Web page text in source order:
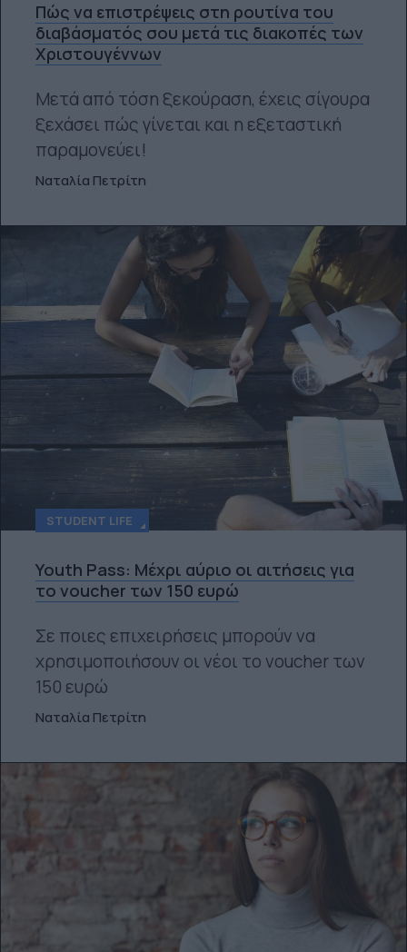
Πώς να επιστρέψεις στη ρουτίνα του
διαβάσματός σου μετά τις διακοπές των
Χριστουγέννων
Μετά από τόση ξεκούραση, έχεις σίγουρα
ξεχάσει πώς γίνεται και η εξεταστική
παραμονεύει!
Ναταλία Πετρίτη
STUDENT LIFE
Youth Pass: Μέχρι αύριο οι αιτήσεις για
το voucher των 150 ευρώ
Σε ποιες επιχειρήσεις μπορούν να
χρησιμοποιήσουν οι νέοι το voucher των
150 ευρώ
Ναταλία Πετρίτη